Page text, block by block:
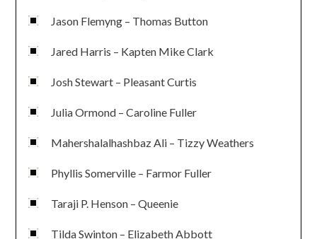
Jason Flemyng – Thomas Button
Jared Harris – Kapten Mike Clark
Josh Stewart – Pleasant Curtis
Julia Ormond – Caroline Fuller
Mahershalalhashbaz Ali – Tizzy Weathers
Phyllis Somerville – Farmor Fuller
Taraji P. Henson – Queenie
Tilda Swinton – Elizabeth Abbott